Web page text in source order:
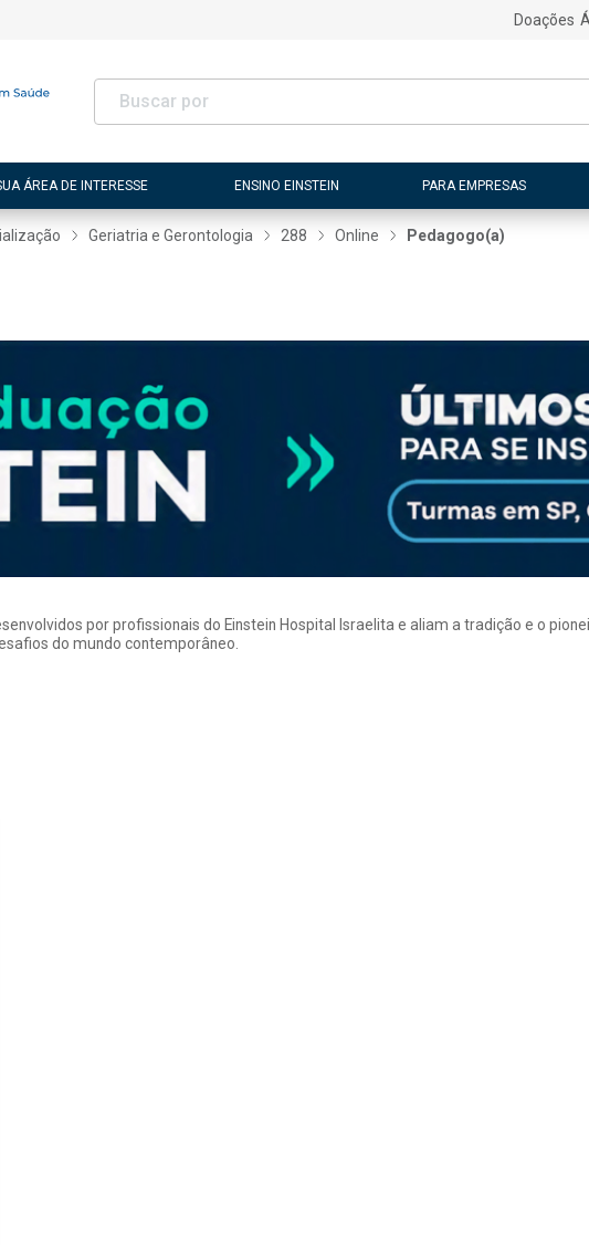
Doações
ÁREA DE INTERESSE ENSINO EINSTEIN PARA EMPRESAS
Geriatria e Gerontologia 288 Online Pedagogo(a)
por profissionais do Einstein Hospital Israelita e aliam a tradição e o
do mundo contemporâneo.